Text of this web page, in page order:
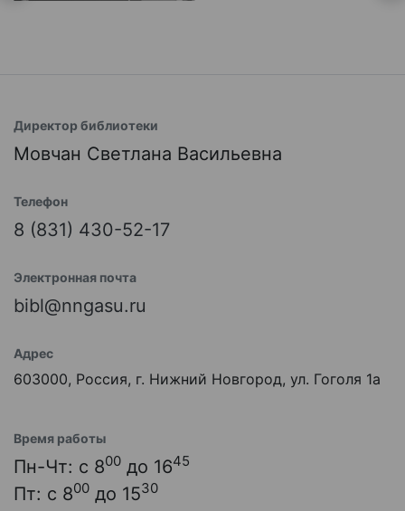
Директор библиотеки
Мовчан Светлана Васильевна
Телефон
8 (831) 430-52-17
Электронная почта
bibl@nngasu.ru
Адрес
603000, Россия, г. Нижний Новгород, ул. Гоголя 1а
Время работы
Пн-Чт: с 800 до 1645
Пт: с 800 до 1530